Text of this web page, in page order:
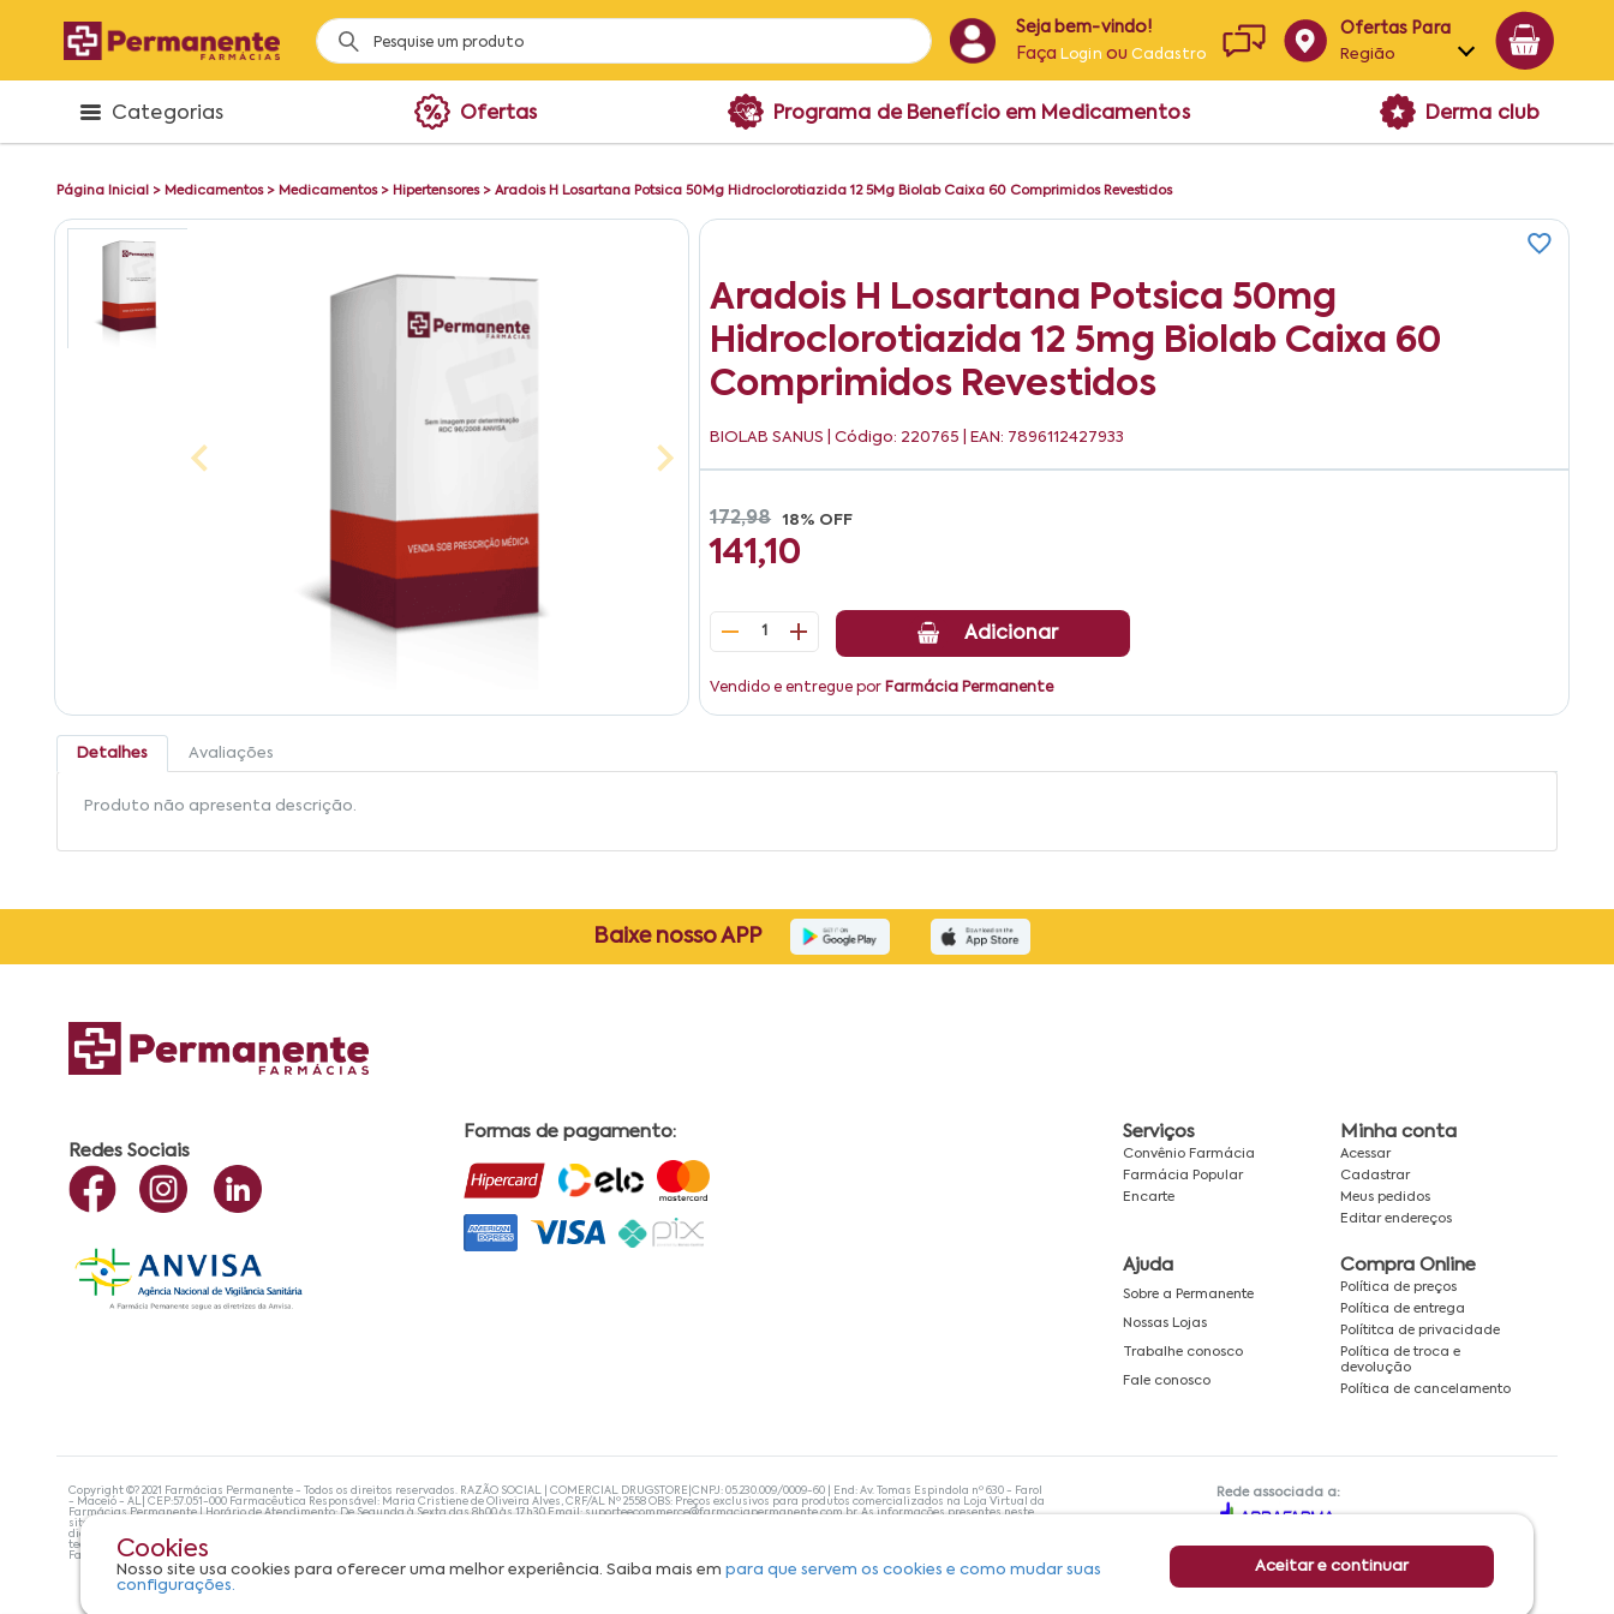
Seja bem-vindo!
Faça Login ouCadastro
Ofertas Para
Região
Alagoas
Categorias Ofertas Programa de Benefício em Medicamentos Derma club
Página Inicial > Medicamentos> Medicamentos> Hipertensores> Aradois H Losartana Potsica 50Mg Hidroclorotiazida 12 5Mg Biolab Caixa 60 Comprimidos Revestidos
Aradois H Losartana Potsica 50mg
Hidroclorotiazida 12 5mg Biolab Caixa 60
Comprimidos Revestidos
BIOLAB SANUS | Código: 220765 | EAN: 7896112427933
172,98 18% OFF
141,10
1 Adicionar
Vendido e entregue por Farmácia Permanente
Detalhes Avaliações
Produto não apresenta descrição.
Cookies
Nosso site usa cookies para oferecer uma melhor experiência. Saiba mais empara que servem os cookies e como mudar suas
configurações.
Aceitar e continuar
Baixe nosso APP
Redes Sociais
Formas de pagamento: Serviços
Convênio Farmácia
Farmácia Popular
Encarte
Minha conta
Acessar
Cadastrar
Meus pedidos
Editar endereços
Ajuda
Sobre a Permanente
Nossas Lojas
Trabalhe conosco
Fale conosco
Compra Online
Política de preços
Política de entrega
Polítitca de privacidade
Política de troca e
devolução
Política de cancelamento
Copyright ©? 2021 Farmácias Permanente - Todos os direitos reservados. RAZÃO SOCIAL | COMERCIAL DRUGSTORE|CNPJ: 05.230.009/0009-60 | End: Av. Tomas Espindola nº 630 - Farol
- Maceió - AL| CEP:57.051-000 Farmacêutica Responsável: Maria Cristiene de Oliveira Alves, CRF/AL Nº 2558 OBS: Preços exclusivos para produtos comercializados na Loja Virtual da
Farmácias Permanente | Horário de Atendimento: De Segunda à Sexta das 8h00 às 17h30 Email:suporteecommerce@farmaciapermanente.com.br. As informações presentes neste
site não devem ser utilizadas para automedicação e, de forma alguma, substituem as orientações de um profissional da área médica. Apenas o médico está capacitado para
diagnosticar problemas de saúde e prescrever o tratamento adequado. Se os sintomas persistirem, um médico deve ser consultado. A Farmácia Permanente trabalha com as
tecnologias mais avançadas de proteção de dados, para que você possa realizar suas compras com tranquilidade. A privacidade e a segurança dos clientes são compromissos da
Farmácias Permanente. Todos os pedidos efetuados estão sujeitos à confirmação da disponibilidade de produto em nosso estoque.
Rede associada a: